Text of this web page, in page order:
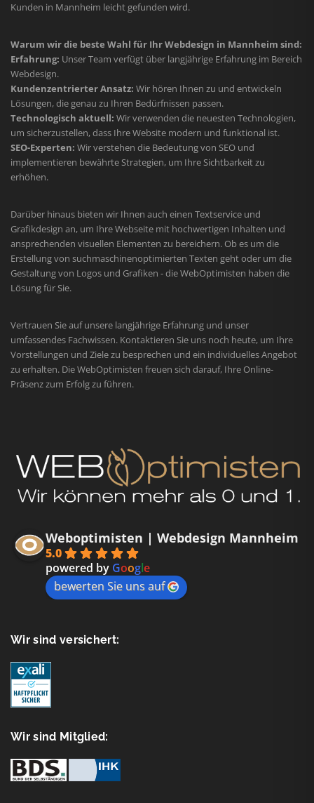
Kunden in Mannheim leicht gefunden wird.
Warum wir die beste Wahl für Ihr Webdesign in Mannheim sind:
Erfahrung: Unser Team verfügt über langjährige Erfahrung im Bereich
Webdesign.
Kundenzentrierter Ansatz: Wir hören Ihnen zu und entwickeln
Lösungen, die genau zu Ihren Bedürfnissen passen.
Technologisch aktuell: Wir verwenden die neuesten Technologien,
um sicherzustellen, dass Ihre Website modern und funktional ist.
SEO-Experten: Wir verstehen die Bedeutung von SEO und
implementieren bewährte Strategien, um Ihre Sichtbarkeit zu
erhöhen.
Darüber hinaus bieten wir Ihnen auch einen Textservice und
Grafikdesign an, um Ihre Webseite mit hochwertigen Inhalten und
ansprechenden visuellen Elementen zu bereichern. Ob es um die
Erstellung von suchmaschinenoptimierten Texten geht oder um die
Gestaltung von Logos und Grafiken - die WebOptimisten haben die
Lösung für Sie.
Vertrauen Sie auf unsere langjährige Erfahrung und unser
umfassendes Fachwissen. Kontaktieren Sie uns noch heute, um Ihre
Vorstellungen und Ziele zu besprechen und ein individuelles Angebot
zu erhalten. Die WebOptimisten freuen sich darauf, Ihre Online-
Präsenz zum Erfolg zu führen.
Weboptimisten | Webdesign Mannheim
5.0
powered by Google
bewerten Sie uns auf
Wir sind versichert:
Wir sind Mitglied: